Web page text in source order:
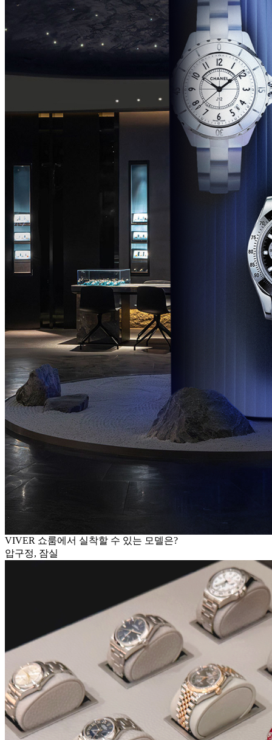
VIVER 쇼룸에서 실착할 수 있는 모델은?
압구정, 잠실